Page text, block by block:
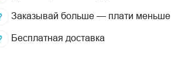
Заказывай больше — плати меньше
Бесплатная доставка